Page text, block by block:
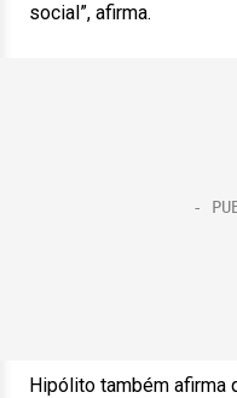
social”, afirma.
Hipólito também afirma